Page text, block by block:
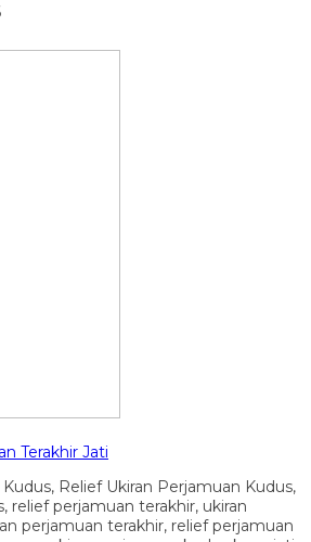
Terakhir Jati
Relief Ukiran Perjamuan Kudus,
relief perjamuan terakhir, ukiran
perjamuan terakhir, relief perjamuan